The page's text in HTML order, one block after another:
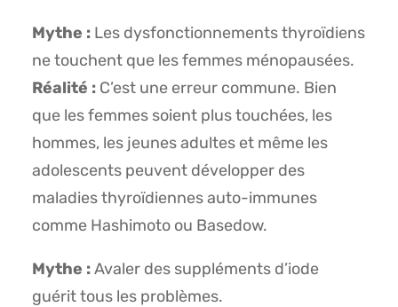
Mythe : Les dysfonctionnements thyroïdiens
ne touchent que les femmes ménopausées.
Réalité : C’est une erreur commune. Bien
que les femmes soient plus touchées, les
hommes, les jeunes adultes et même les
adolescents peuvent développer des
maladies thyroïdiennes auto-immunes
comme Hashimoto ou Basedow.
Mythe :Avaler des suppléments d’iode
guérit tous les problèmes.